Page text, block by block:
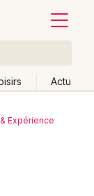
Actu
Expérience